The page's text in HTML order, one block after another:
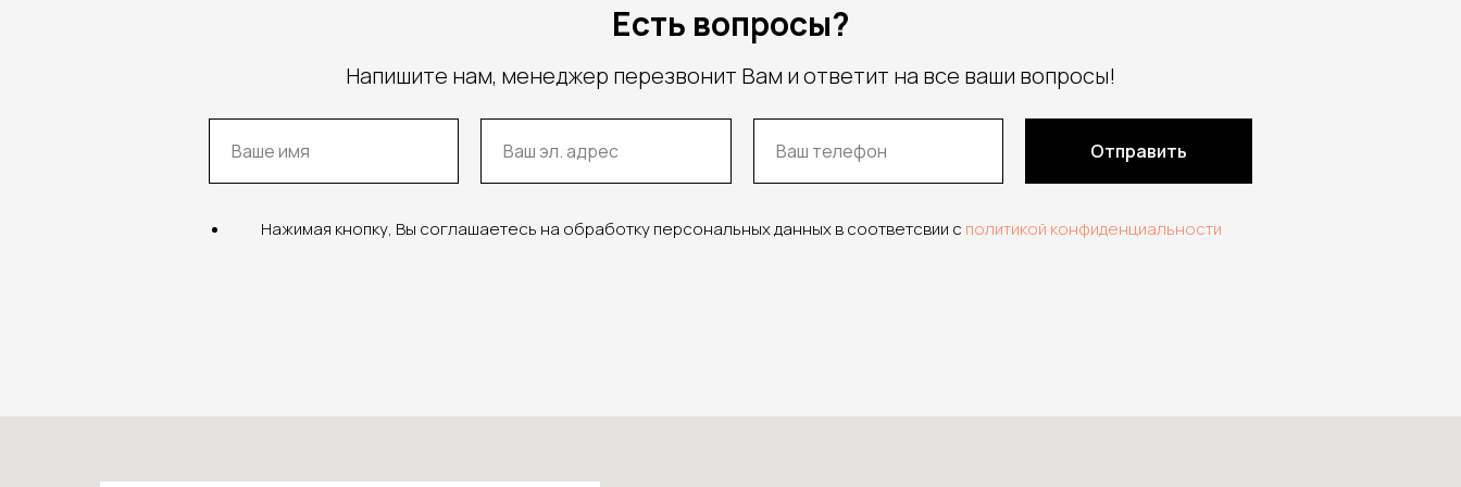
Есть вопросы?
Напишите нам, менеджер перезвонит Вам и ответит на все ваши вопросы!
Отправить
Нажимая кнопку, Вы соглашаетесь на обработку персональных данных в соответсвии с политикой конфиденциальности